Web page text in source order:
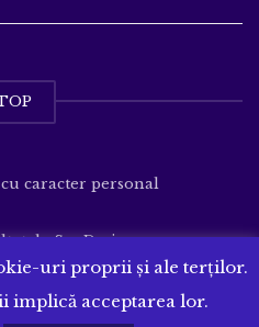
caracter personal
deSenDesign
uri proprii și ale terților.
implică acceptarea lor.